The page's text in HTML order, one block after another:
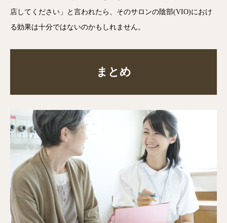
店してください」と言われたら、そのサロンの陰部(VIO)におけ
る効果は十分ではないのかもしれません。
まとめ